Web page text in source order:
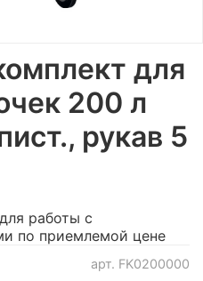
арт. FK0200000
для
200 л
рукав 5
работы с
по приемлемой цене